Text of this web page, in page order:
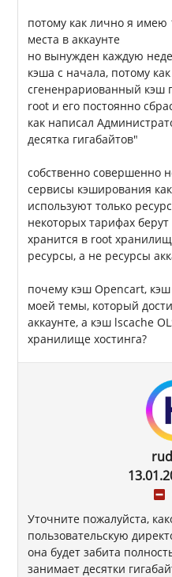
потому как лично я имею
места в аккаунте
но вынужден каждую
кэша с начала, потому
сгененрариованный кэш
root и его постоянно
как написал
десятка гигабайтов"
собственно совершенно
сервисы кэширования
используют только
некоторых тарифах
хранится в root
ресурсы, а не ресурсы
почему кэш Opencart,
моей темы, который
аккаунте, а кэш lscache
хранилище хостинга?
Уточните пожалуйста,
пользовательскую
она будет забита
занимает десятки